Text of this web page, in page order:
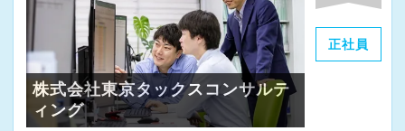
経験やスキルももちろん重要ですが、それ以上
に周囲への思いやりや感謝の気持ちを持ち、誠
実に仕事へ向き合える方と一緒に働きたいと考
えています。
正社員
株式会社東京タックスコンサルテ
ィング